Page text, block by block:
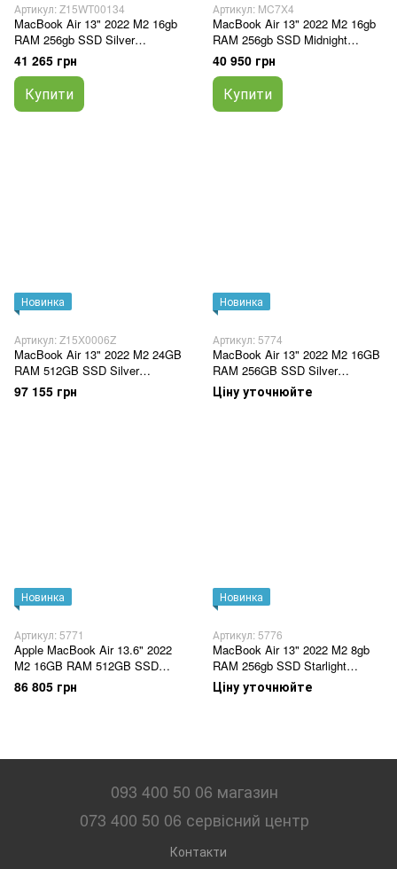
Артикул: Z15WT00134
MacBook Air 13" 2022 M2 16gb
RAM 256gb SSD Silver
(Z15WT00134)
41 265 грн
Купити
Артикул: MC7X4
MacBook Air 13" 2022 M2 16gb
RAM 256gb SSD Midnight
(Z16000132)
40 950 грн
Купити
Новинка
Артикул: Z15X0006Z
MacBook Air 13" 2022 M2 24GB
RAM 512GB SSD Silver
(Z15X0006Z)
97 155 грн
Новинка
Артикул: 5774
MacBook Air 13" 2022 M2 16GB
RAM 256GB SSD Silver
(Z15W000DD)
Ціну уточнюйте
Новинка
Артикул: 5771
Apple MacBook Air 13.6" 2022
M2 16GB RAM 512GB SSD
Space Gray (Z15T0005G)
86 805 грн
Новинка
Артикул: 5776
MacBook Air 13" 2022 M2 8gb
RAM 256gb SSD Starlight
(MLYLL)
Ціну уточнюйте
093 400 50 06 магазин
073 400 50 06 сервісний центр
Контакти